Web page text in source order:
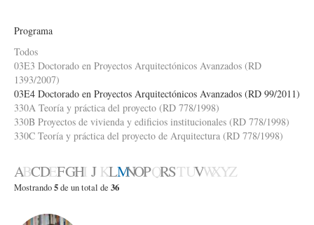
Programa
Todos
03E3 Doctorado en Proyectos Arquitectónicos Avanzados (RD
1393/2007)
03E4 Doctorado en Proyectos Arquitectónicos Avanzados (RD 99/2011)
330A Teoría y práctica del proyecto (RD 778/1998)
330B Proyectos de vivienda y edificios institucionales (RD 778/1998)
330C Teoría y práctica del proyecto de Arquitectura (RD 778/1998)
ABCDEFGHI J KLMNOPQRSTUVWXYZ
Mostrando5de un total de 36